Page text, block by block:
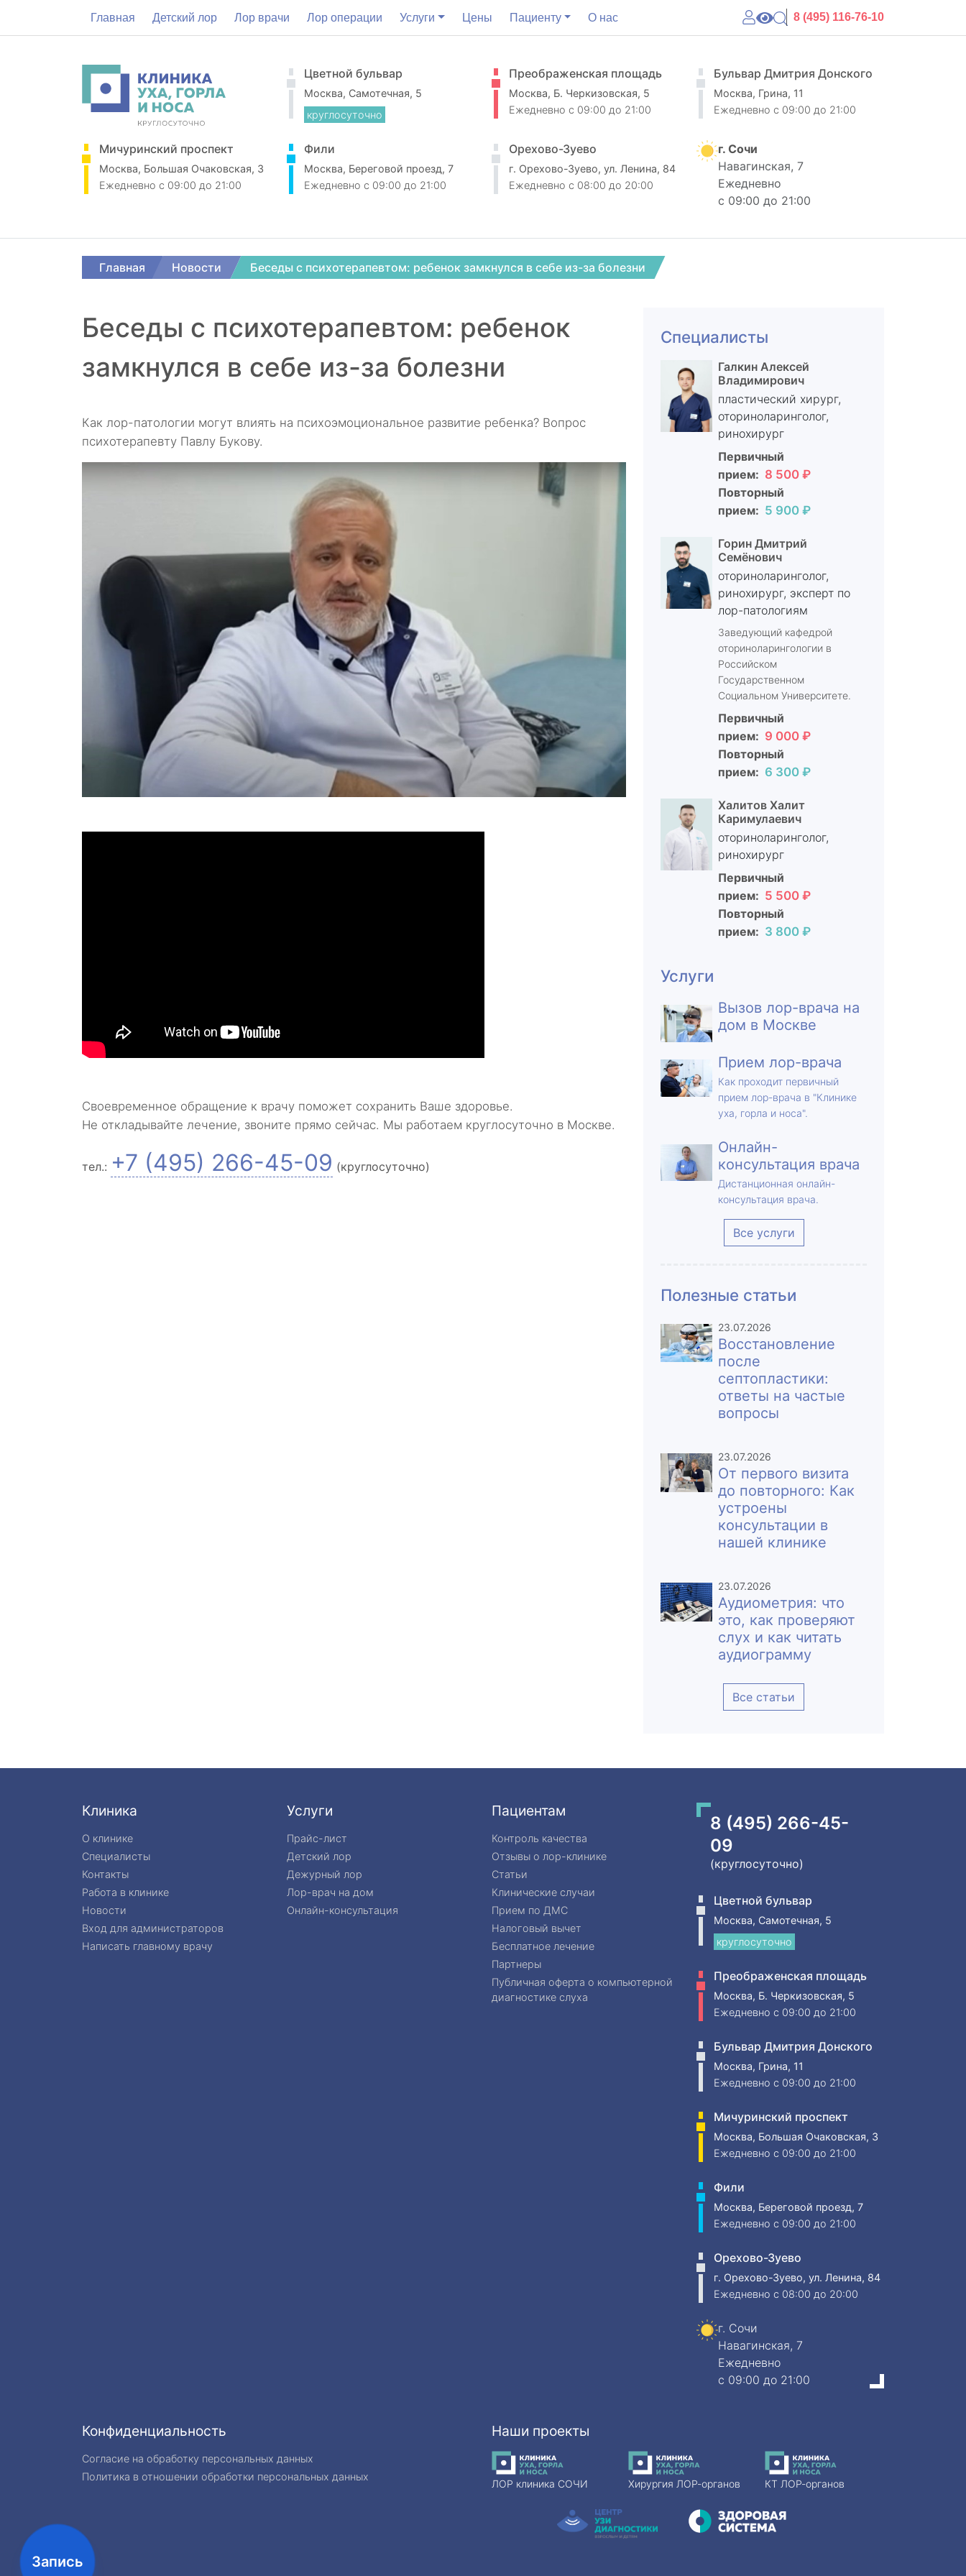
Главная Детский лор Лор врачи Лор операции Услуги Цены Пациенту О нас 8 (495) 116-76-10
Цветной бульвар
Москва, Самотечная, 5
круглосуточно
Преображенская площадь
Москва, Б. Черкизовская, 5
Ежедневно c 09:00 до 21:00
Бульвар Дмитрия Донского
Москва, Грина, 11
Ежедневно c 09:00 до 21:00
Мичуринский проспект
Москва, Большая Очаковская, 3
Ежедневно c 09:00 до 21:00
Фили
Москва, Береговой проезд, 7
Ежедневно c 09:00 до 21:00
Орехово-Зуево
г. Орехово-Зуево, ул. Ленина, 84
Ежедневно c 08:00 до 20:00
г. Сочи
Навагинская, 7
Ежедневно
с 09:00 до 21:00
Главная Новости Беседы с психотерапевтом: ребенок замкнулся в себе из-за болезни
Беседы с психотерапевтом: ребенок
замкнулся в себе из-за болезни
Как лор-патологии могут влиять на психоэмоциональное развитие ребенка? Вопрос
психотерапевту Павлу Букову.
Своевременное обращение к врачу поможет сохранить Ваше здоровье.
Не откладывайте лечение, звоните прямо сейчас. Мы работаем круглосуточно в Москве.
тел.: +7 (495) 266-45-09 (круглосуточно)
Специалисты
Галкин Алексей
Владимирович
пластический хирург,
оториноларинголог,
ринохирург
Первичный
прием: 8 500 ₽
Повторный
прием: 5 900 ₽
Горин Дмитрий
Семёнович
оториноларинголог,
ринохирург, эксперт по
лор-патологиям
Заведующий кафедрой
оториноларингологии в
Российском
Государственном
Социальном Университете.
Первичный
прием: 9 000 ₽
Повторный
прием: 6 300 ₽
Халитов Халит
Каримулаевич
оториноларинголог,
ринохирург
Первичный
прием: 5 500 ₽
Повторный
прием: 3 800 ₽
Услуги
Вызов лор-врача на
дом в Москве
Прием лор-врача
Как проходит первичный
прием лор-врача в "Клинике
уха, горла и носа".
Онлайн-
консультация врача
Дистанционная онлайн-
консультация врача.
Все услуги
Полезные статьи
23.07.2026
Восстановление
после
септопластики:
ответы на частые
вопросы
23.07.2026
От первого визита
до повторного: Как
устроены
консультации в
нашей клинике
23.07.2026
Аудиометрия: что
это, как проверяют
слух и как читать
аудиограмму
Все статьи
Клиника
О клинике
Специалисты
Контакты
Работа в клинике
Новости
Вход для администраторов
Написать главному врачу
Услуги
Прайс-лист
Детский лор
Дежурный лор
Лор-врач на дом
Онлайн-консультация
Пациентам
Контроль качества
Отзывы о лор-клинике
Статьи
Клинические случаи
Прием по ДМС
Налоговый вычет
Бесплатное лечение
Партнеры
Публичная оферта о компьютерной
диагностике слуха
8 (495) 266-45-
09
(круглосуточно)
Цветной бульвар
Москва, Самотечная, 5
круглосуточно
Преображенская площадь
Москва, Б. Черкизовская, 5
Ежедневно c 09:00 до 21:00
Бульвар Дмитрия Донского
Москва, Грина, 11
Ежедневно c 09:00 до 21:00
Мичуринский проспект
Москва, Большая Очаковская, 3
Ежедневно c 09:00 до 21:00
Фили
Москва, Береговой проезд, 7
Ежедневно c 09:00 до 21:00
Орехово-Зуево
г. Орехово-Зуево, ул. Ленина, 84
Ежедневно c 08:00 до 20:00
г. Сочи
Навагинская, 7
Ежедневно
c 09:00 до 21:00
Конфиденциальность
Согласие на обработку персональных данных
Политика в отношении обработки персональных данных
Наши проекты
ЛОР клиника СОЧИ Хирургия ЛОР-органов КТ ЛОР-органов
Запись